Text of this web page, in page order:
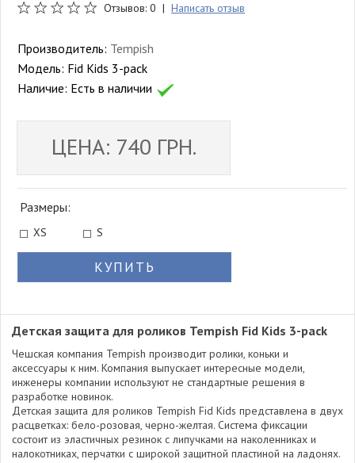
Отзывов: 0 | Написать отзыв
Производитель: Tempish
Модель: Fid Kids 3-pack
Наличие: Есть в наличии
ЦЕНА: 740 ГРН.
Размеры:
XS S
КУПИТЬ
Детская защита для роликов Tempish Fid Kids 3-pack
Чешская компания Tempish производит ролики, коньки и
аксессуары к ним. Компания выпускает интересные модели,
инженеры компании используют не стандартные решения в
разработке новинок.
Детская защита для роликов Tempish Fid Kids представлена в двух
расцветках: бело-розовая, черно-желтая. Система фиксации
состоит из эластичных резинок с липучками на наколенниках и
налокотниках, перчатки с широкой защитной пластиной на ладонях.